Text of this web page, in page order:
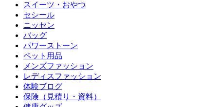
スイーツ・おやつ
セシール
ニッセン
バッグ
パワーストーン
ペット用品
メンズファッション
レディスファッション
体験ブログ
保険（見積り・資料）